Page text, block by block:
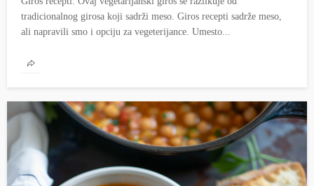
tradicionalnog girosa koji sadrži meso. Giros recepti sadrže meso,
ali napravili smo i opciju za vegeterijance. Umesto...